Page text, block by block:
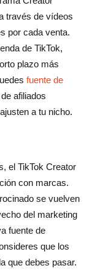
través de vídeos
por cada venta.
de TikTok,
plazo más
fuente de
afiliados
a tu nicho.
el TikTok Creator
con marcas.
se vuelven
del marketing
fuente de
que los
que debes pasar.